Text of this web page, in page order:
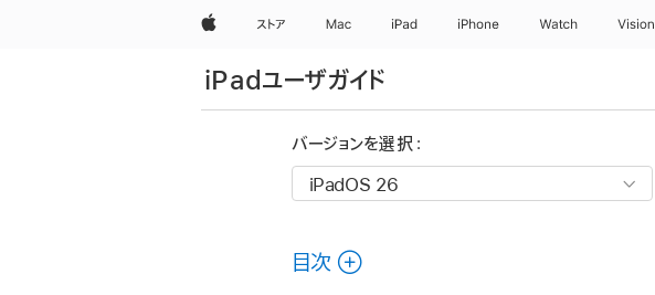
Appleストア Mac iPad iPhone Watch Vision
iPadユーザガイド
バージョンを選択：
目次